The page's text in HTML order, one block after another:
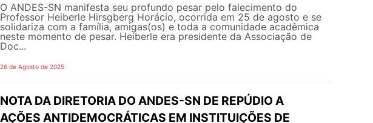
O ANDES-SN manifesta seu profundo pesar pelo falecimento do
Professor Heiberle Hirsgberg Horácio, ocorrida em 25 de agosto e se
solidariza com a família, amigas(os) e toda a comunidade acadêmica
neste momento de pesar. Heiberle era presidente da Associação de
Doc...
26 de Agosto de 2025
NOTA DA DIRETORIA DO ANDES-SN DE REPÚDIO A
AÇÕES ANTIDEMOCRÁTICAS EM INSTITUIÇÕES DE